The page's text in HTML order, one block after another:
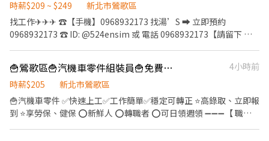
時薪$209 ~ $249
新北市鶯歌區
找工作✈✈✈ ☎️【手機】0968932173 找湯’S ➡ 立即預約
0968932173 ☎️ ID: @524ensim 或 電話 0968932173【請留下 姓
✨✨✨【快-速-應-徵】✨✨✨ ⭕智取店為無人商店~故每日工作搭配
無人店及有人店上班 (需有交通工具哦) ⭕工作時間： (如遇貨量較
大,偶有加班情況,能接受再應徵哦) 智取店時段：可固定早班或固定
晚班或全時段自選 ✨一般店 輪班8H - 早班11:00~19:30、晚班
🍟鶯歌區🍟汽機車零件組裝員🍟免費供餐🍟可日領週領➕@484aymca
4小時前
時薪$205
新北市鶯歌區
🍟汽機車零件 ✅快速上工✅工作簡單✅穩定可轉正 ⭐️高錄取、立即報
到 ⭐️享勞保、健保 ⭕️新鮮人 ⭕️轉職者 ⭕️可日領週領 ➖➖➖【 職缺